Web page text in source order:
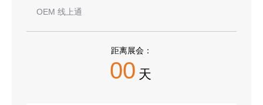
OEM 线上通
距离展会：
00 天